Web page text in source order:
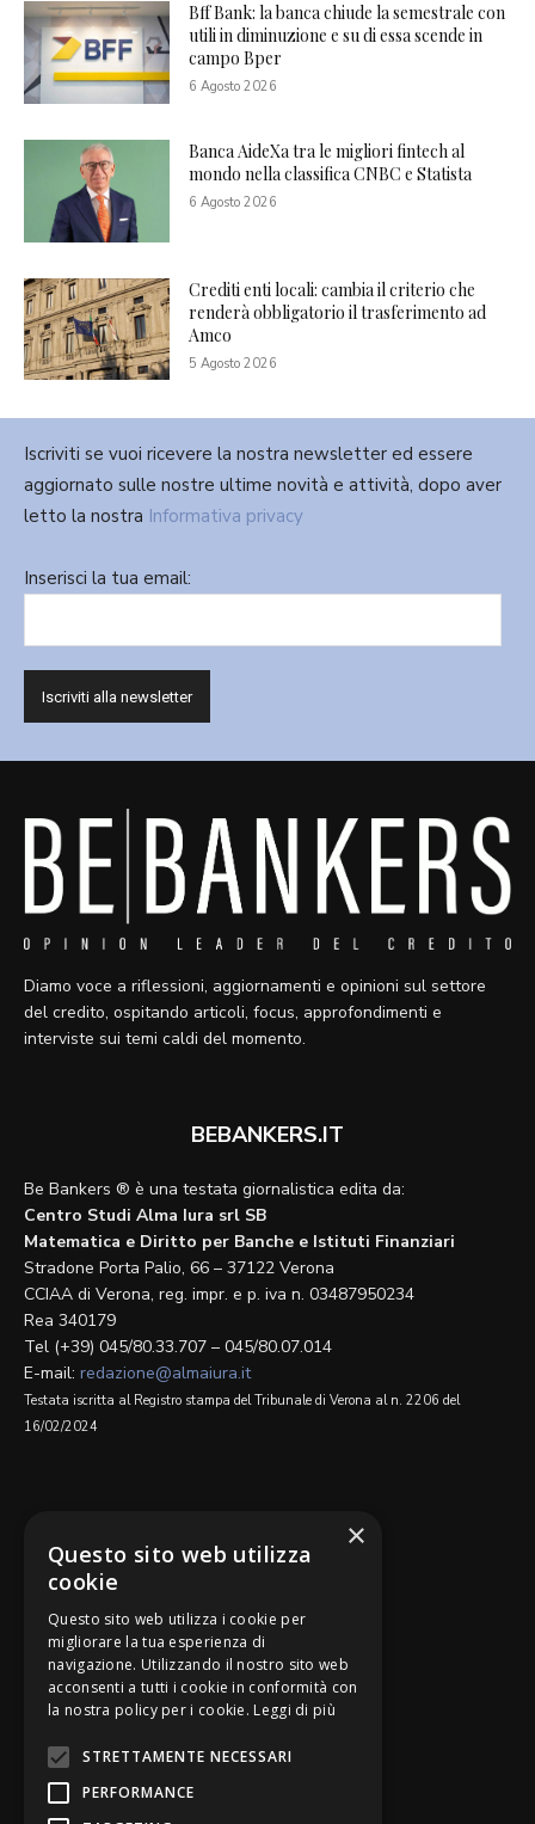
Bff Bank: la banca chiude la semestrale con
utili in diminuzione e su di essa scende in
campo Bper
6 Agosto 2026
Banca AideXa tra le migliori fintech al
mondo nella classifica CNBC e Statista
6 Agosto 2026
Crediti enti locali: cambia il criterio che
renderà obbligatorio il trasferimento ad
Amco
5 Agosto 2026
Iscriviti se vuoi ricevere la nostra newsletter ed essere
aggiornato sulle nostre ultime novità e attività, dopo aver
letto la nostra Informativa privacy
Inserisci la tua email:
Diamo voce a riflessioni, aggiornamenti e opinioni sul settore
del credito, ospitando articoli, focus, approfondimenti e
interviste sui temi caldi del momento.
BEBANKERS.IT
Be Bankers ® è una testata giornalistica edita da:
Centro Studi Alma Iura srl SB
Matematica e Diritto per Banche e Istituti Finanziari
Stradone Porta Palio, 66 – 37122 Verona
CCIAA di Verona, reg. impr. e p. iva n. 03487950234
Rea 340179
Tel (+39) 045/80.33.707 – 045/80.07.014
E-mail: redazione@almaiura.it
Testata iscritta al Registro stampa del Tribunale di Verona al n. 2206 del
16/02/2024
Be Bankers è ideato da
×
Questo sito web utilizza
cookie
Questo sito web utilizza i cookie per
migliorare la tua esperienza di
navigazione. Utilizzando il nostro sito web
acconsenti a tutti i cookie in conformità con
la nostra policy per i cookie. Leggi di più
STRETTAMENTE NECESSARI
PERFORMANCE